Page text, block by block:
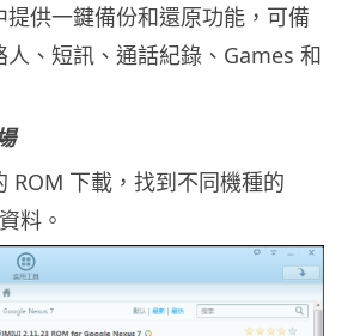
供一鍵備份和還原功能，可備
、短訊、通話紀錄、Games 和
ROM 下載，找到不同機種的
料。